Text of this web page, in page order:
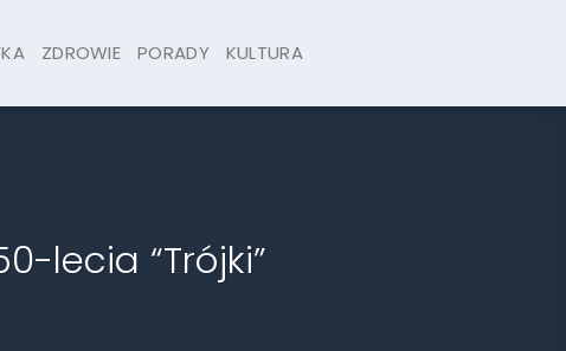
ZDROWIE PORADY KULTURA
lecia “Trójki”